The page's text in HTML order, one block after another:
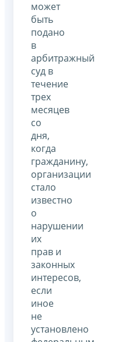
может
быть
подано
в
арбитражный
суд в
течение
трех
месяцев
со
дня,
когда
гражданину,
организации
стало
известно
о
нарушении
их
прав и
законных
интересов,
если
иное
не
установлено